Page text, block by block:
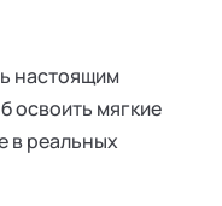
настоящим
освоить мягкие
в реальных